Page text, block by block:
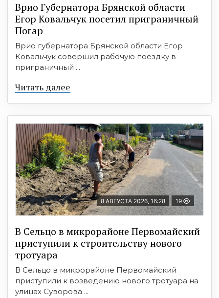
Врио Губернатора Брянской области
Егор Ковальчук посетил приграничный
Погар
Врио губернатора Брянской области Егор
Ковальчук совершил рабочую поездку в
приграничный ...
Читать далее
8 АВГУСТА 2026, 16:28 19
В Сельцо в микрорайоне Первомайский
приступили к строительству нового
тротуара
В Сельцо в микрорайоне Первомайский
приступили к возведению нового тротуара на
улицах Суворова ...